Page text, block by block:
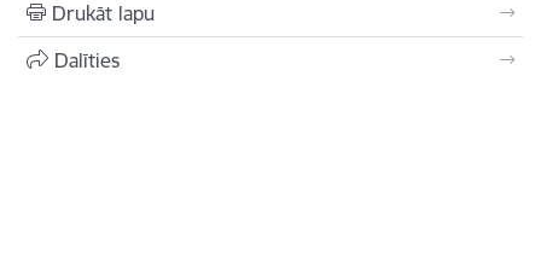
Drukāt lapu
Dalīties